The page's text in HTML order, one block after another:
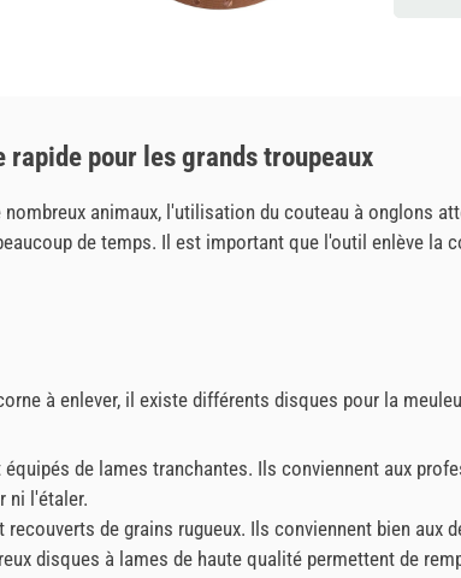
rapide pour les grands troupeaux
animaux, l'utilisation du couteau à onglons
de temps. Il est important que l'outil enlève la
à enlever, il existe différents disques pour la
de lames tranchantes. Ils conviennent aux
ni l'étaler.
recouverts de grains rugueux. Ils conviennent bien
disques à lames de haute qualité permettent de